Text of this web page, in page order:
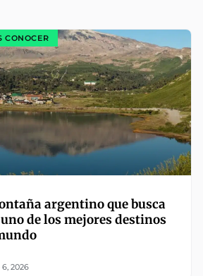
CONOCER
argentino que busca
de los mejores destinos
2026